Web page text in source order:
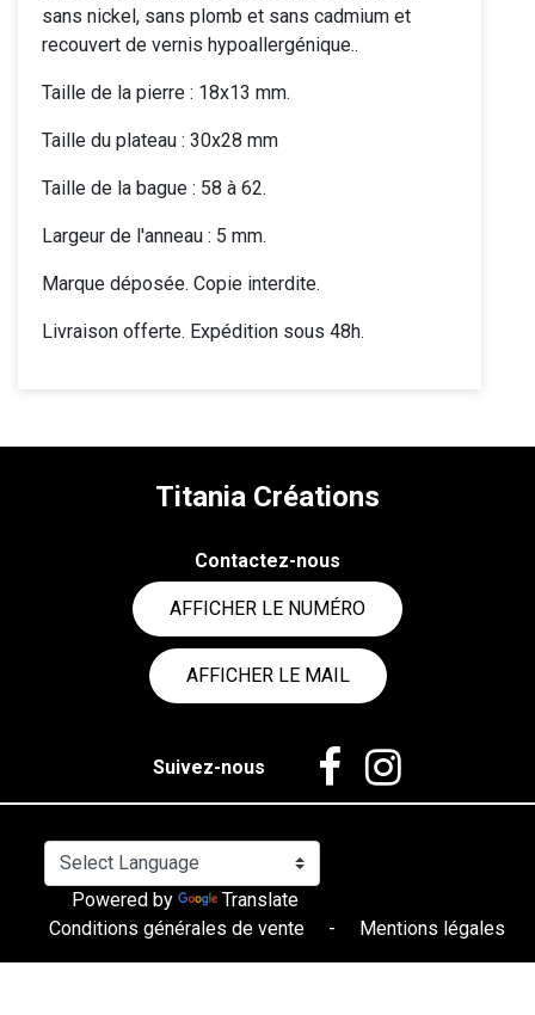
sans nickel, sans plomb et sans cadmium et
recouvert de vernis hypoallergénique..
Taille de la pierre : 18x13 mm.
Taille du plateau : 30x28 mm
Taille de la bague : 58 à 62.
Largeur de l'anneau : 5 mm.
Marque déposée. Copie interdite.
Livraison offerte. Expédition sous 48h.
Titania Créations
Contactez-nous
AFFICHER LE NUMÉRO
AFFICHER LE MAIL
Suivez-nous
Powered by
Translate
Conditions générales de vente
- Mentions légales